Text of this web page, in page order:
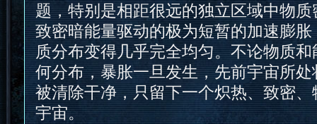
题，特别是相距很远的独立区域中物
致密暗能量驱动的极为短暂的加速膨
质分布变得几乎完全均匀。不论物质
何分布，暴胀一旦发生，先前宇宙所
被清除干净，只留下一个炽热、致密
宇宙。